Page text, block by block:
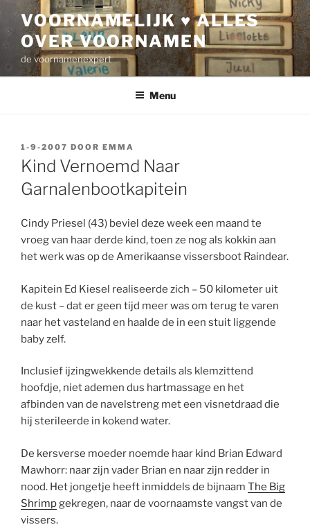
inhoud
VOORNAMELIJK ♥ ALLES
OVER VOORNAMEN
de voornamenexpert
Menu
GEPLAATST
OP
1-9-2007 DOOR EMMA
Kind Vernoemd Naar
Garnalenbootkapitein
Cindy Priesel (43) beviel deze week een maand te
vroeg van haar derde kind, toen ze nog als kokkin aan
het werk was op de Amerikaanse vissersboot Raindear.
Kapitein Ed Kiesel realiseerde zich – 50 kilometer uit
de kust – dat er geen tijd meer was om terug te varen
naar het vasteland en haalde de in een stuit liggende
baby zelf.
Inclusief ijzingwekkende details als klemzittend
hoofdje, niet ademen dus hartmassage en het
afbinden van de navelstreng met een visnetdraad die
hij sterileerde in kokend water.
De kersverse moeder noemde haar kind Brian Edward
Mawhorr: naar zijn vader Brian en naar zijn redder in
nood. Het jongetje heeft inmiddels de bijnaam The Big
Shrimpgekregen, naar de voornaamste vangst van de
vissers.